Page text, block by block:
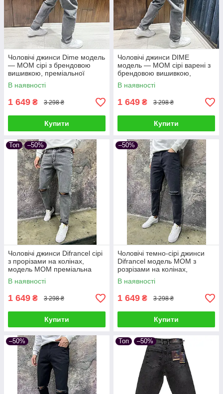
Чоловічі джинси Dime модель
— МОМ сірі з брендовою
вишивкою, преміальної
турецької якості
В наявності
1 649 ₴ 3 298 ₴
Купити
Чоловічі джинси DIME
модель — МОМ сірі варені з
брендовою вишивкою,
преміальної турецької якості
В наявності
1 649 ₴ 3 298 ₴
Купити
Топ –50%
Чоловічі джинси Difrancel сірі
з прорізами на колінах,
модель МОМ преміальна
турецька якість
В наявності
1 649 ₴ 3 298 ₴
Купити
–50%
Чоловічі темно-сірі джинси
Difrancel модель МОМ з
розрізами на колінах,
преміальна якість
В наявності
1 649 ₴ 3 298 ₴
Купити
–50% Топ –50%